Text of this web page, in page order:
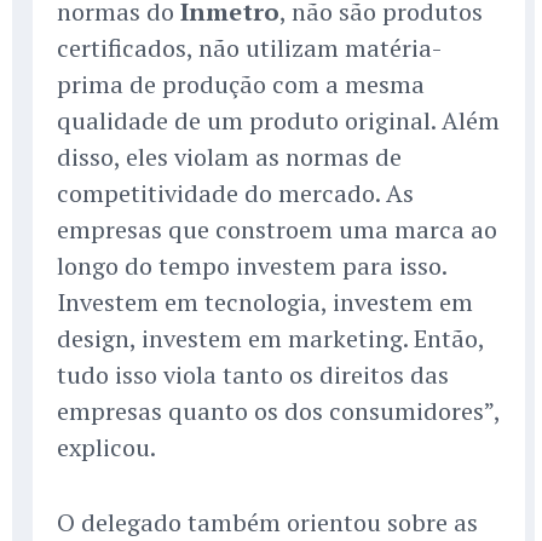
normas do Inmetro, não são produtos
certificados, não utilizam matéria-
prima de produção com a mesma
qualidade de um produto original. Além
disso, eles violam as normas de
competitividade do mercado. As
empresas que constroem uma marca ao
longo do tempo investem para isso.
Investem em tecnologia, investem em
design, investem em marketing. Então,
tudo isso viola tanto os direitos das
empresas quanto os dos consumidores”,
explicou.
O delegado também orientou sobre as